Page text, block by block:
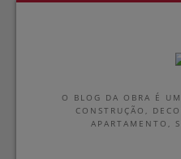
O BLOG DA OBRA É
CONSTRUÇÃO,
APARTAMENTO,